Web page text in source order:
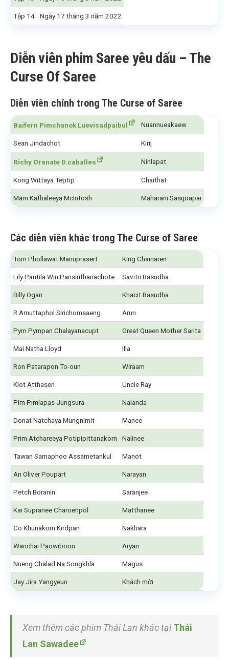
Tập 14 Ngày 17 tháng 3 năm 2022
Diễn viên phim Saree yêu dấu – The
Curse Of Saree
Diễn viên chính trong The Curse of Saree
Baifern Pimchanok Luevisadpaibul Nuannueakaew
Sean Jindachot Kirij
Richy Oranate D.caballes Ninlapat
Kong Wittaya Teptip Chaithat
Mam Kathaleeya McIntosh Maharani Sasiprapai
Các diễn viên khác trong The Curse of Saree
Tom Phollawat Manuprasert King Chainaren
Lily Pantila Win Pansirithanachote Savitri Basudha
Billy Ogan Khacit Basudha
R Arnuttaphol Sirichomsaeng Arun
Pym Pympan Chalayanacupt Great Queen Mother Sarita
Mai Natha Lloyd Illa
Ron Patarapon To-oun Wiraam
Klot Atthaseri Uncle Ray
Pim Pimlapas Jungsura Nalanda
Donat Natchaya Mungnimit Manee
Prim Atchareeya Potipipittanakorn Nalinee
Tawan Samaphoo Assametankul Manot
An Oliver Poupart Narayan
Petch Boranin Saranjee
Kai Supranee Charoenpol Matthanee
Co Khunakorn Kirdpan Nakhara
Wanchai Paowiboon Aryan
Nueng Chalad Na Songkhla Magus
Jay Jira Yangyeun Khách mời
Xem thêm các phim Thái Lan khác tại Thái
Lan Sawadee